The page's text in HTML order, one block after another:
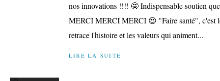
nos innovations !!!! 🤩 Indispensable soutien
MERCI MERCI MERCI 😍 "Faire santé", c'est
retrace l'histoire et les valeurs qui animent...
LIRE LA SUITE